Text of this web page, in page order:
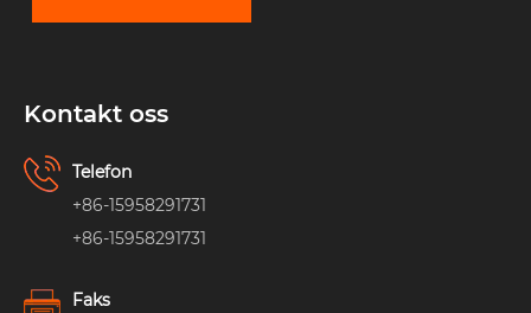
Kontakt oss
Telefon
+86-15958291731
+86-15958291731
Faks